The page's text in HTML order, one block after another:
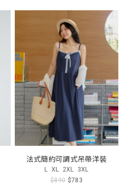
法式簡約可調式吊帶洋裝
L XL 2XL 3XL
$890 $783